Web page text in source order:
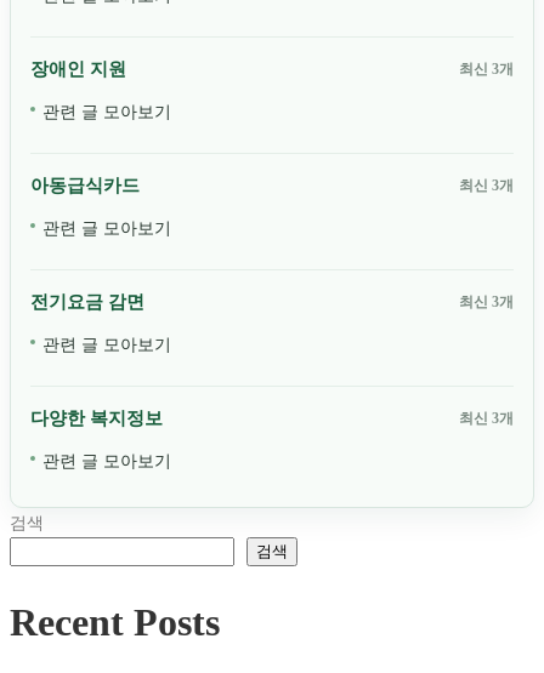
장애인 지원 최신 3개
관련 글 모아보기
아동급식카드 최신 3개
관련 글 모아보기
전기요금 감면 최신 3개
관련 글 모아보기
다양한 복지정보 최신 3개
관련 글 모아보기
검색
검색
Recent Posts